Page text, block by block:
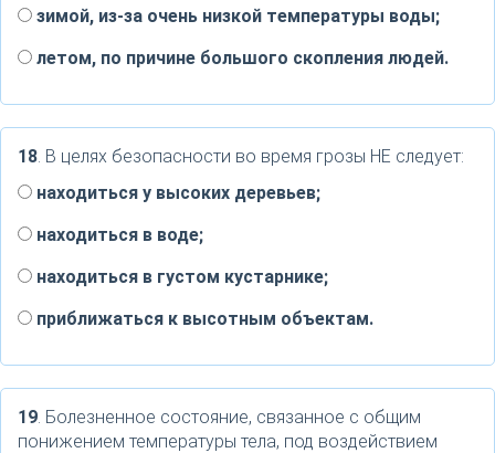
зимой, из-за очень низкой температуры воды;
летом, по причине большого скопления людей.
18. В целях безопасности во время грозы НЕ следует:
находиться у высоких деревьев;
находиться в воде;
находиться в густом кустарнике;
приближаться к высотным объектам.
19. Болезненное состояние, связанное с общим
понижением температуры тела, под воздействием